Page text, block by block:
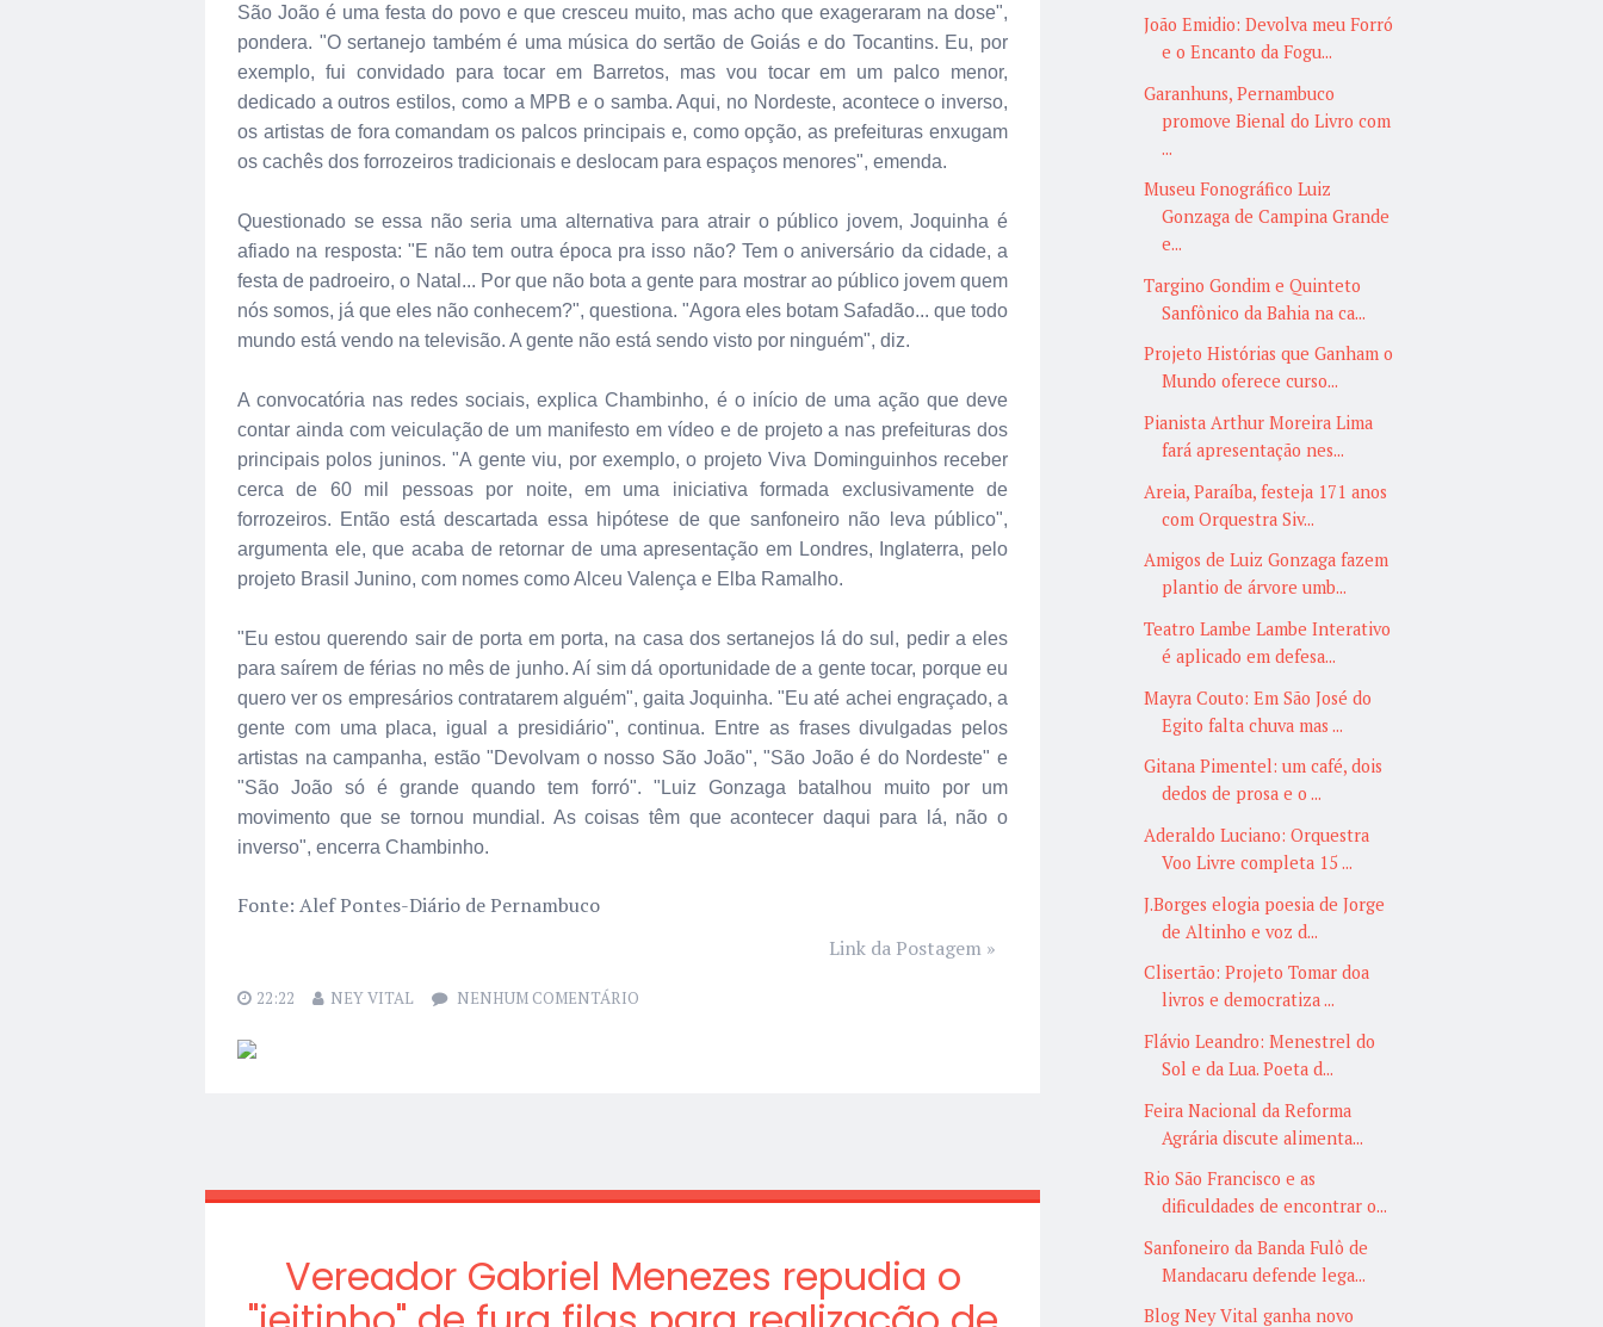
São João é uma festa do povo e que cresceu muito, mas acho que exageraram na dose",
pondera. "O sertanejo também é uma música do sertão de Goiás e do Tocantins. Eu, por
exemplo, fui convidado para tocar em Barretos, mas vou tocar em um palco menor,
dedicado a outros estilos, como a MPB e o samba. Aqui, no Nordeste, acontece o inverso,
os artistas de fora comandam os palcos principais e, como opção, as prefeituras enxugam
os cachês dos forrozeiros tradicionais e deslocam para espaços menores", emenda.
Questionado se essa não seria uma alternativa para atrair o público jovem, Joquinha é
afiado na resposta: "E não tem outra época pra isso não? Tem o aniversário da cidade, a
festa de padroeiro, o Natal... Por que não bota a gente para mostrar ao público jovem quem
nós somos, já que eles não conhecem?", questiona. "Agora eles botam Safadão... que todo
mundo está vendo na televisão. A gente não está sendo visto por ninguém", diz.
A convocatória nas redes sociais, explica Chambinho, é o início de uma ação que deve
contar ainda com veiculação de um manifesto em vídeo e de projeto a nas prefeituras dos
principais polos juninos. "A gente viu, por exemplo, o projeto Viva Dominguinhos receber
cerca de 60 mil pessoas por noite, em uma iniciativa formada exclusivamente de
forrozeiros. Então está descartada essa hipótese de que sanfoneiro não leva público",
argumenta ele, que acaba de retornar de uma apresentação em Londres, Inglaterra, pelo
projeto Brasil Junino, com nomes como Alceu Valença e Elba Ramalho.
"Eu estou querendo sair de porta em porta, na casa dos sertanejos lá do sul, pedir a eles
para saírem de férias no mês de junho. Aí sim dá oportunidade de a gente tocar, porque eu
quero ver os empresários contratarem alguém", gaita Joquinha. "Eu até achei engraçado, a
gente com uma placa, igual a presidiário", continua. Entre as frases divulgadas pelos
artistas na campanha, estão "Devolvam o nosso São João", "São João é do Nordeste" e
"São João só é grande quando tem forró". "Luiz Gonzaga batalhou muito por um
movimento que se tornou mundial. As coisas têm que acontecer daqui para lá, não o
inverso", encerra Chambinho.
Fonte: Alef Pontes-Diário de Pernambuco
Link da Postagem »
22:22 NEY VITAL NENHUM COMENTÁRIO
Vereador Gabriel Menezes repudia o
João Emidio: Devolva meu Forró
e o Encanto da Fogu...
Garanhuns, Pernambuco
promove Bienal do Livro com
...
Museu Fonográfico Luiz
Gonzaga de Campina Grande
e...
Targino Gondim e Quinteto
Sanfônico da Bahia na ca...
Projeto Histórias que Ganham o
Mundo oferece curso...
Pianista Arthur Moreira Lima
fará apresentação nes...
Areia, Paraíba, festeja 171 anos
com Orquestra Siv...
Amigos de Luiz Gonzaga fazem
plantio de árvore umb...
Teatro Lambe Lambe Interativo
é aplicado em defesa...
Mayra Couto: Em São José do
Egito falta chuva mas ...
Gitana Pimentel: um café, dois
dedos de prosa e o ...
Aderaldo Luciano: Orquestra
Voo Livre completa 15 ...
J.Borges elogia poesia de Jorge
de Altinho e voz d...
Clisertão: Projeto Tomar doa
livros e democratiza ...
Flávio Leandro: Menestrel do
Sol e da Lua. Poeta d...
Feira Nacional da Reforma
Agrária discute alimenta...
Rio São Francisco e as
dificuldades de encontrar o...
Sanfoneiro da Banda Fulô de
Mandacaru defende lega...
Blog Ney Vital ganha novo